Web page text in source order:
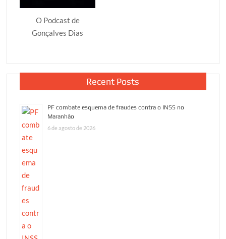
O Podcast de
Gonçalves Dias
Recent Posts
PF combate esquema de fraudes contra o INSS no
Maranhão
6 de agosto de 2026